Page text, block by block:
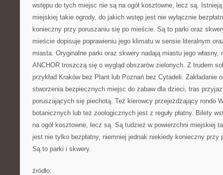
wstępu do tych miejsc nie są na ogół kosztowne, lecz są.
miejskiej takie ogrody, do jakich wstęp jest nie wyłącznie
konieczny przy poruszaniu się po mieście. Są to parki oraz
mieście dopisuje poprawieniu jego klimatu w sensie literalnym
miasta. Oryginalne parki oraz skwery nadają miastu jego własny,
ANCHOR troszczą się o wygląd obszarów zielonych. Z trudem
przykład Kraków bez Plant lub Poznań bez Cytadeli. Zakładanie
stworzenia bezpiecznych miejsc do zabaw dla dzieci, tras
poruszających się piechotą. Też kierowcy przejeżdżający rondo
botanicznych lub też zoologicznych jest z reguły płatny. Bilety
na ogół kosztowne, lecz są. Są tudzież w powierzchni miejskiej
jest nie tylko bezpłatny, niemniej jednak niekiedy konieczny przy
Są to parki i skwery.
źródło: